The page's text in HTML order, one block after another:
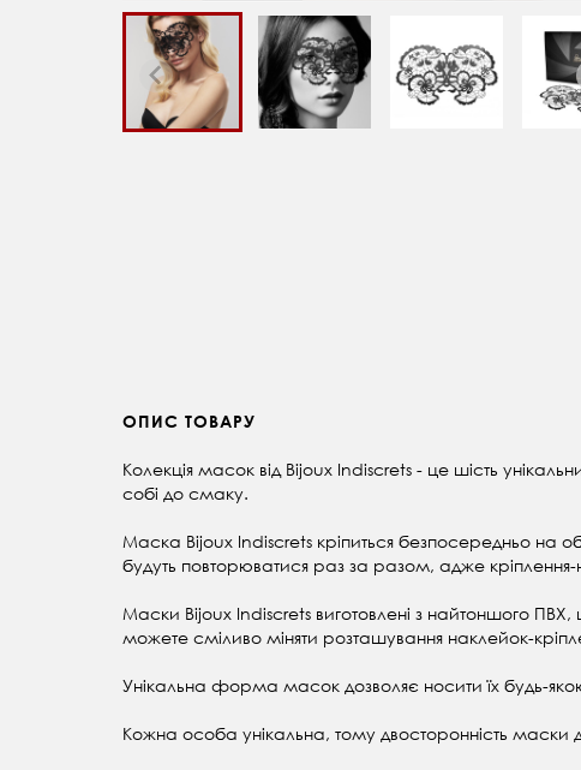
ОПИС ТОВАРУ
Колекція масок від Bijoux Indiscrets - це шість
собі до смаку.
Маска Bijoux Indiscrets кріпиться безпосередньо на
будуть повторюватися раз за разом, адже
Маски Bijoux Indiscrets виготовлені з найтоншого
можете сміливо міняти розташування наклейок-
Унікальна форма масок дозволяє носити їх будь-
Кожна особа унікальна, тому двосторонність